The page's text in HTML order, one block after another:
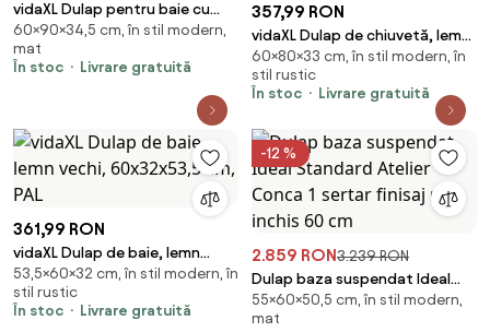
vidaXL Dulap pentru baie cu
sertare stejar afumat
90x34,5x60 cm
60×90×34,5 cm, în stil modern,
mat
În stoc
Livrare gratuită
357,99 RON
vidaXL Dulap de chiuvetă, lemn
vechi, 80x33x60 cm, lemn
prelucrat
60×80×33 cm, în stil modern, în
stil rustic
În stoc
Livrare gratuită
361,99 RON
vidaXL Dulap de baie, lemn
vechi, 60x32x53,5 cm, PAL
53,5×60×32 cm, în stil modern, în
stil rustic
În stoc
Livrare gratuită
-12 %
2.859 RON3.239 RON
Dulap baza suspendat Ideal
Standard Atelier Conca 1 sertar
finisaj nuc inchis 60 cm
55×60×50,5 cm, în stil modern,
mat